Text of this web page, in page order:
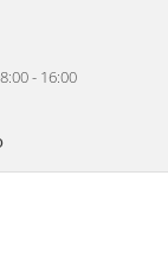
- 16:00